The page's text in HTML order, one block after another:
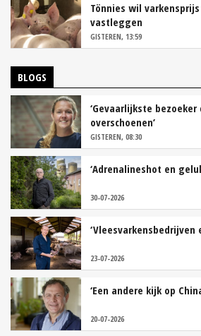
Tönnies wil
vastleggen
GISTEREN, 13:59
BLOGS
‘Gevaarlijkste
overschoenen’
GISTEREN, 08:30
‘Adrenalineshot en
30-07-2026
‘Vleesvarkensbedrijven
23-07-2026
‘Een andere kijk op
20-07-2026